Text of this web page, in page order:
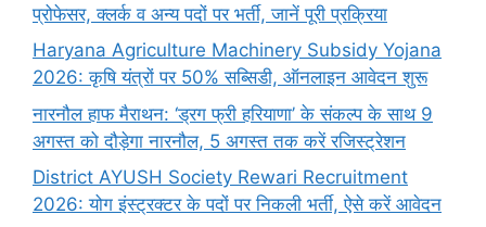
प्रोफेसर, क्लर्क व अन्य पदों पर भर्ती, जानें पूरी प्रक्रिया
Haryana Agriculture Machinery Subsidy Yojana
2026: कृषि यंत्रों पर 50% सब्सिडी, ऑनलाइन आवेदन शुरू
नारनौल हाफ मैराथन: ‘ड्रग फ्री हरियाणा’ के संकल्प के साथ 9
अगस्त को दौड़ेगा नारनौल, 5 अगस्त तक करें रजिस्ट्रेशन
District AYUSH Society Rewari Recruitment
2026: योग इंस्ट्रक्टर के पदों पर निकली भर्ती, ऐसे करें आवेदन